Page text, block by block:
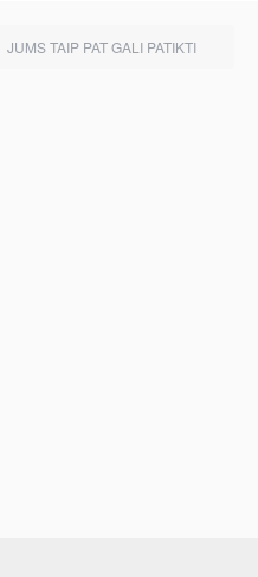
JUMS TAIP PAT GALI PATIKTI